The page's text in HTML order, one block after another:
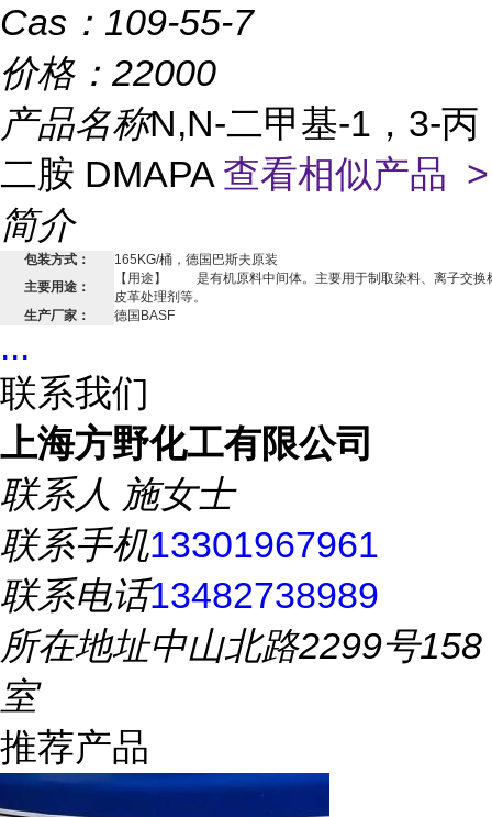
Cas： 109-55-7
价格： 22000
产品名称N,N-二甲基-1，3-丙
二胺 DMAPA 查看相似产品 >
简介
包装方式：
165KG/桶，德国巴斯夫原装
主要用途：
【用途】 是有机原料中间体。主要用于制取染料、离子交换
皮革处理剂等。
生产厂家：
德国BASF
...
联系我们
上海方野化工有限公司
联系人 施女士
联系手机13301967961
联系电话13482738989
所在地址中山北路2299号158
室
推荐产品